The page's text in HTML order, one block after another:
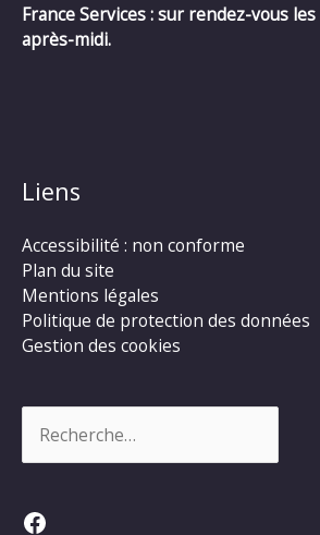
France Services : sur rendez-vous
après-midi.
Liens
Accessibilité : non conforme
Plan du site
Mentions légales
Politique de protection des données
Gestion des cookies
Facebook